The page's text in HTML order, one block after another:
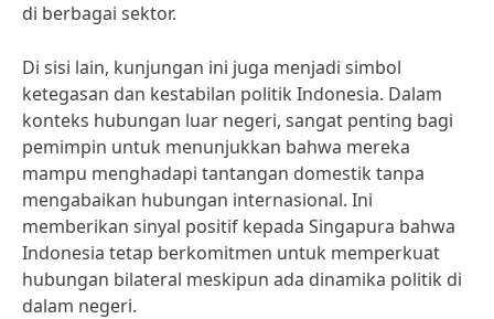
di berbagai sektor.
Di sisi lain, kunjungan ini juga menjadi simbol
ketegasan dan kestabilan politik Indonesia. Dalam
konteks hubungan luar negeri, sangat penting bagi
pemimpin untuk menunjukkan bahwa mereka
mampu menghadapi tantangan domestik tanpa
mengabaikan hubungan internasional. Ini
memberikan sinyal positif kepada Singapura bahwa
Indonesia tetap berkomitmen untuk memperkuat
hubungan bilateral meskipun ada dinamika politik di
dalam negeri.